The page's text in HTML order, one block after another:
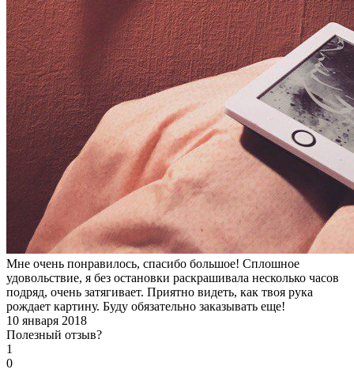
Мне очень понравилось, спасибо большое! Сплошное
удовольствие, я без остановки раскрашивала несколько часов
подряд, очень затягивает. Приятно видеть, как твоя рука
рождает картину. Буду обязательно заказывать еще!
10 января 2018
Полезный отзыв?
1
0